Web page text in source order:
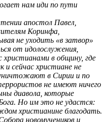
нам иди по пути
апостол Павел,
Коринфа,
не уходить «в затвор»
от идолослужения,
в общину, где
и сейчас христиане не
в Сирии и по
не имеют ничего
диавола, которые
Но им это не удастся:
христианине благодать.
новомучеников и